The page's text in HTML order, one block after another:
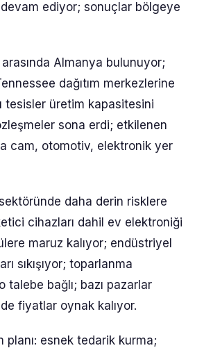
devam ediyor; sonuçlar bölgeye
arasında Almanya bulunuyor;
dağıtım merkezlerine
tesisler üretim kapasitesini
sona erdi; etkilenen
cam, otomotiv, elektronik yer
daha derin risklere
cihazları dahil ev elektroniği
maruz kalıyor; endüstriyel
sıkışıyor; toparlanma
talebe bağlı; bazı pazarlar
fiyatlar oynak kalıyor.
planı: esnek tedarik kurma;